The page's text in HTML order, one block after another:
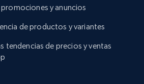
y anuncios
de productos y variantes
tendencias de precios y ventas